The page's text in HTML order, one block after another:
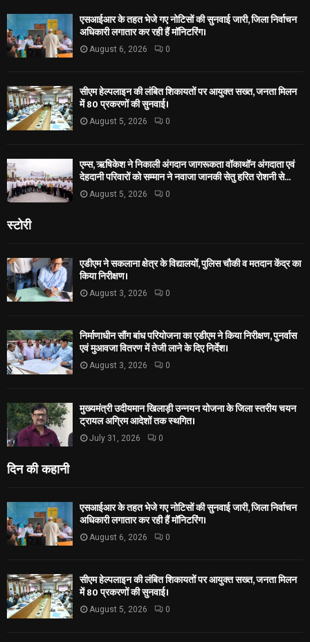
एसआईआर के तहत भेजे गए नोटिसों की सुनवाई जारी, जिला निर्वाचन
अधिकारी लगातार कर रही हैं मॉनिटरिंग।
August 6, 2026 0
सीएम हेल्पलाइन की लंबित शिकायतों पर आयुक्त सख्त, जनता मिलन
में 80 प्रकरणों की सुनवाई।
August 5, 2026 0
एम्स, ऋषिकेश ने निकाली अंगदान जागरूकता वॉकाथॉन अंगदाता एवं
देहदानी परिवारों को सम्मान ने नवाजा जानकी सेतु हरित रोशनी से...
August 5, 2026 0
स्टोरी
एडीएम ने सकलाना क्षेत्र के विद्यालयों, पुलिस चौकी व मतदान केंद्र का
किया निरीक्षण।
August 3, 2026 0
निर्माणाधीन सौंग बांध परियोजना का एडीएम ने किया निरीक्षण, पुनर्वास
एवं मुआवजा वितरण में तेजी लाने के दिए निर्देश।
August 3, 2026 0
मुख्यमंत्री उदीयमान खिलाड़ी उन्नयन योजना के जिला स्तरीय चयन
ट्रायल अग्रिम आदेशों तक स्थगित।
July 31, 2026 0
दिन की कहानी
एसआईआर के तहत भेजे गए नोटिसों की सुनवाई जारी, जिला निर्वाचन
अधिकारी लगातार कर रही हैं मॉनिटरिंग।
August 6, 2026 0
सीएम हेल्पलाइन की लंबित शिकायतों पर आयुक्त सख्त, जनता मिलन
में 80 प्रकरणों की सुनवाई।
August 5, 2026 0